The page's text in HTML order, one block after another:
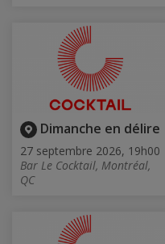
Dimanche en délire
27 septembre 2026, 19h00
Bar Le Cocktail, Montréal,
QC